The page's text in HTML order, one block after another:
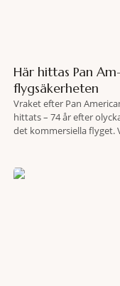
Här hittas Pan
flygsäkerheten
Vraket efter Pan
hittats – 74 år efter
det kommersiella flyget.
lokaliserades den 2 juni i